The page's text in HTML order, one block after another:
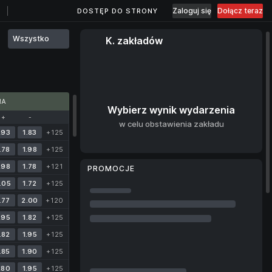
DOSTĘP DO STRONY Zaloguj się Dołącz teraz
Wszystko
+ -
1.83
+125
1.98
+125
1.78
+121
1.72
+125
2.00
+120
1.82
+125
1.95
+125
1.90
+125
1.95
+125
K. zakładów
Wybierz wynik wydarzenia
w celu obstawienia zakładu
PROMOCJE